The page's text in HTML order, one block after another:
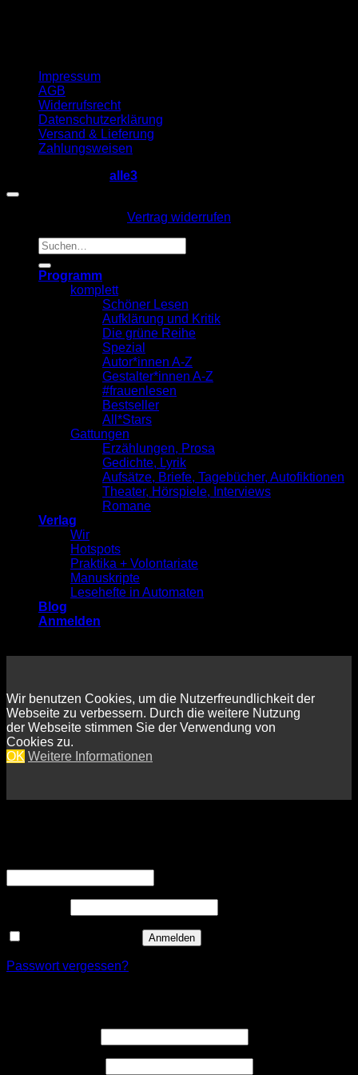
Impressum
AGB
Widerrufsrecht
Datenschutzerklärung
Versand & Lieferung
Zahlungsweisen
alle3
Vertrag widerrufen
Suche
nach:
Programm
komplett
Schöner Lesen
Aufklärung und Kritik
Die grüne Reihe
Spezial
Autor*innen A-Z
Gestalter*innen A-Z
#frauenlesen
Bestseller
All*Stars
Gattungen
Erzählungen, Prosa
Gedichte, Lyrik
Aufsätze, Briefe, Tagebücher, Autofiktionen
Theater, Hörspiele, Interviews
Romane
Verlag
Wir
Hotspots
Praktika + Volontariate
Manuskripte
Lesehefte in Automaten
Blog
Anmelden
Wir benutzen Cookies, um die Nutzerfreundlichkeit der
Webseite zu verbessern. Durch die weitere Nutzung
der Webseite stimmen Sie der Verwendung von
Cookies zu.
OK Weitere Informationen
Anmelden
Passwort vergessen?